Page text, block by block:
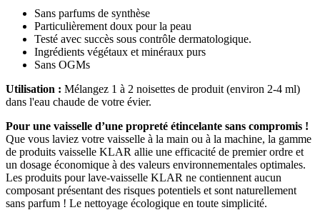
Sans parfums de synthèse
Particulièrement doux pour la peau
Testé avec succès sous contrôle dermatologique.
Ingrédients végétaux et minéraux purs
Sans OGMs
Utilisation : Mélangez 1 à 2 noisettes de produit (environ 2-4 ml)
dans l'eau chaude de votre évier.
Pour une vaisselle d’une propreté étincelante sans compromis !
Que vous laviez votre vaisselle à la main ou à la machine, la gamme
de produits vaisselle KLAR allie une efficacité de premier ordre et
un dosage économique à des valeurs environnementales optimales.
Les produits pour lave-vaisselle KLAR ne contiennent aucun
composant présentant des risques potentiels et sont naturellement
sans parfum ! Le nettoyage écologique en toute simplicité.